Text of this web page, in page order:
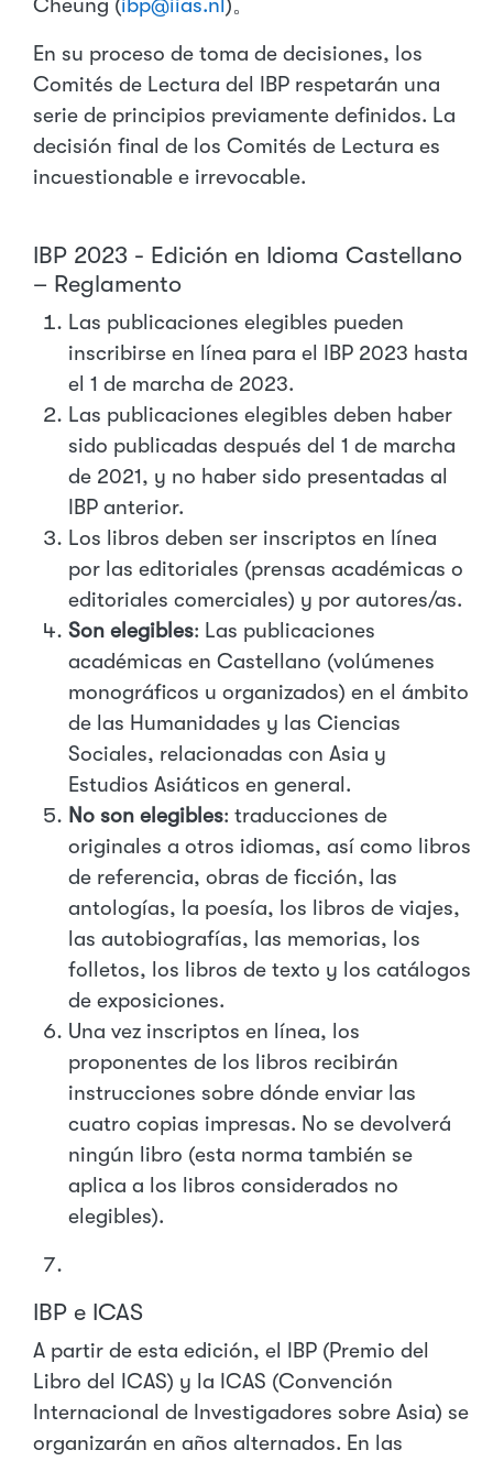
Cheung (ibp@iias.nl)。
En su proceso de toma de decisiones, los
Comités de Lectura del IBP respetarán una
serie de principios previamente definidos. La
decisión final de los Comités de Lectura es
incuestionable e irrevocable.
IBP 2023 - Edición en Idioma Castellano
– Reglamento
Las publicaciones elegibles pueden
inscribirse en línea para el IBP 2023 hasta
el 1 de marcha de 2023.
Las publicaciones elegibles deben haber
sido publicadas después del 1 de marcha
de 2021, y no haber sido presentadas al
IBP anterior.
Los libros deben ser inscriptos en línea
por las editoriales (prensas académicas o
editoriales comerciales) y por autores/as.
Son elegibles: Las publicaciones
académicas en Castellano (volúmenes
monográficos u organizados) en el ámbito
de las Humanidades y las Ciencias
Sociales, relacionadas con Asia y
Estudios Asiáticos en general.
No son elegibles: traducciones de
originales a otros idiomas, así como libros
de referencia, obras de ficción, las
antologías, la poesía, los libros de viajes,
las autobiografías, las memorias, los
folletos, los libros de texto y los catálogos
de exposiciones.
Una vez inscriptos en línea, los
proponentes de los libros recibirán
instrucciones sobre dónde enviar las
cuatro copias impresas. No se devolverá
ningún libro (esta norma también se
aplica a los libros considerados no
elegibles).
IBP e ICAS
A partir de esta edición, el IBP (Premio del
Libro del ICAS) y la ICAS (Convención
Internacional de Investigadores sobre Asia) se
organizarán en años alternados. En las